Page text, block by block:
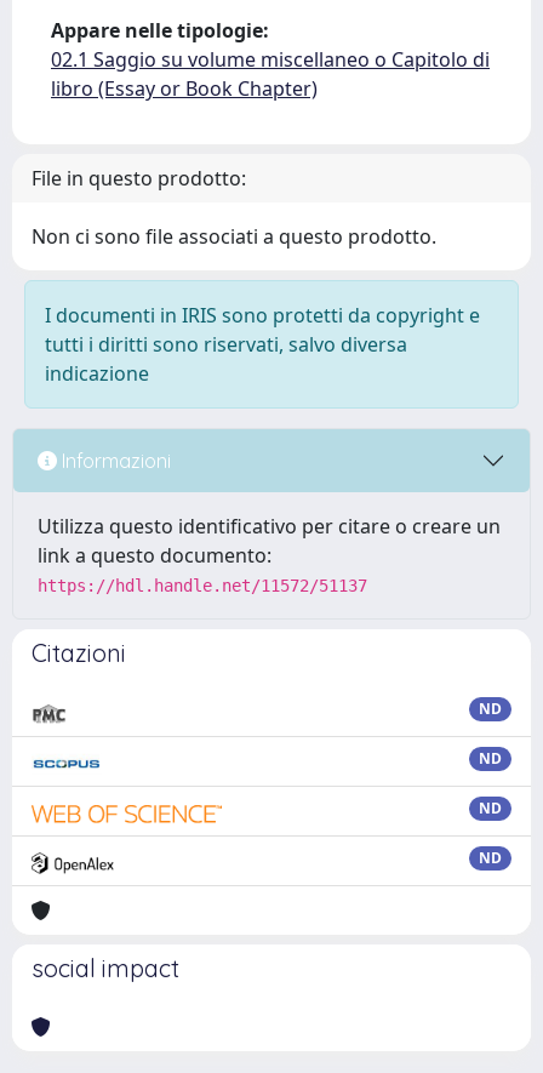
Appare nelle tipologie:
02.1 Saggio su volume miscellaneo o Capitolo di
libro (Essay or Book Chapter)
File in questo prodotto:
Non ci sono file associati a questo prodotto.
I documenti in IRIS sono protetti da copyright e
tutti i diritti sono riservati, salvo diversa
indicazione
Informazioni
Utilizza questo identificativo per citare o creare un
link a questo documento:
https://hdl.handle.net/11572/51137
Citazioni
ND
ND
ND
ND
social impact